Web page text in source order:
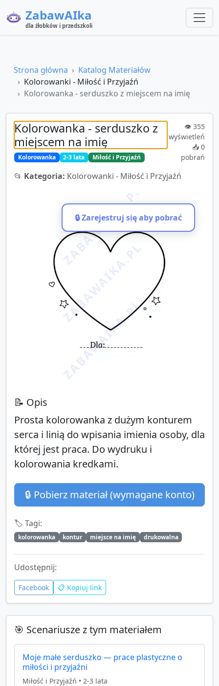
ZabawAIka
dla żłobków i przedszkoli
Strona główna
Katalog Materiałów
Kolorowanki - Miłość i Przyjaźń
Kolorowanka - serduszko z miejscem na imię
Kolorowanka - serduszko z
miejscem na imię
Kolorowanka 2-3 lata Miłość i Przyjaźń
👁️ 355
wyświetleń
📥 0
pobrań
📂 Kategoria: Kolorowanki - Miłość i Przyjaźń
ZABAWAIKA.PL
ZABAWAIKA.PL
ZABAWAIKA.PL
🔒 Zarejestruj się aby pobrać
📝 Opis
Prosta kolorowanka z dużym konturem
serca i linią do wpisania imienia osoby, dla
której jest praca. Do wydruku i
kolorowania kredkami.
🔒 Pobierz materiał (wymagane konto)
🏷️ Tagi:
kolorowanka kontur miejsce na imię drukowalna
Udostępnij:
Facebook 📋 Kopiuj link
🎯 Scenariusze z tym materiałem
Moje małe serduszko — prace plastyczne o
miłości i przyjaźni
Miłość i Przyjaźń • 2-3 lata